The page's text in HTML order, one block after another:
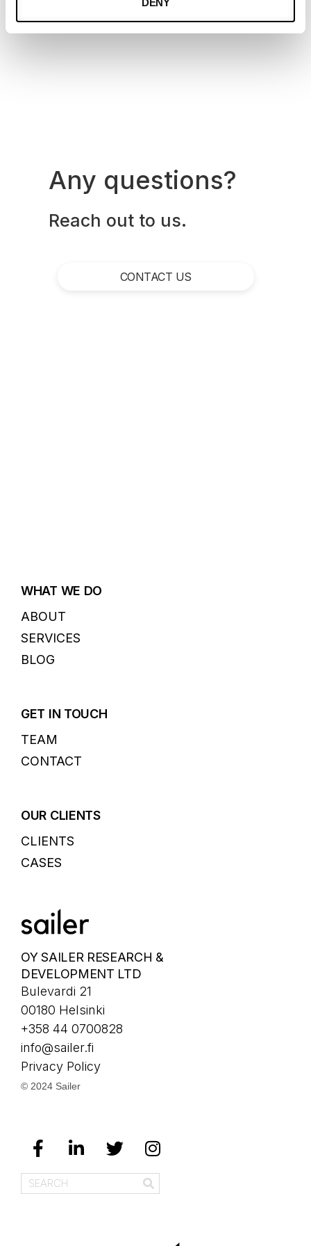
Any questions?
Reach out to us.
CONTACT US
WHAT WE DO
ABOUT
SERVICES
BLOG
GET IN TOUCH
TEAM
CONTACT
OUR CLIENTS
CLIENTS
CASES
OY SAILER RESEARCH &
DEVELOPMENT LTD
Bulevardi 21
00180 Helsinki
+358 44 0700828
info@sailer.fi
Privacy Policy
© 2024 Sailer